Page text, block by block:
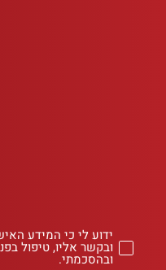
ידוע לי כי המידע
ובקשר אליו, טיפול
ובהסכמתי.